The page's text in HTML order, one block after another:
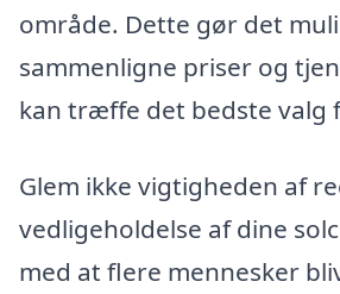
område. Dette gør det
sammenligne priser og
kan træffe det bedste valg
Glem ikke vigtigheden af
vedligeholdelse af dine
med at flere mennesker